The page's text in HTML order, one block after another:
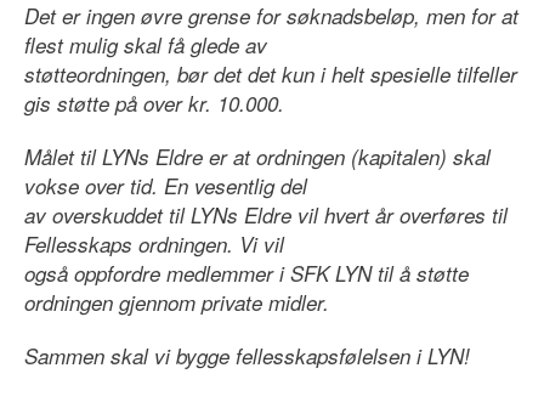
Det er ingen øvre grense for søknadsbeløp, men for at
flest mulig skal få glede av
støtteordningen, bør det det kun i helt spesielle tilfeller
gis støtte på over kr. 10.000.
Målet til LYNs Eldre er at ordningen (kapitalen) skal
vokse over tid. En vesentlig del
av overskuddet til LYNs Eldre vil hvert år overføres til
Fellesskaps ordningen. Vi vil
også oppfordre medlemmer i SFK LYN til å støtte
ordningen gjennom private midler.
Sammen skal vi bygge fellesskapsfølelsen i LYN!